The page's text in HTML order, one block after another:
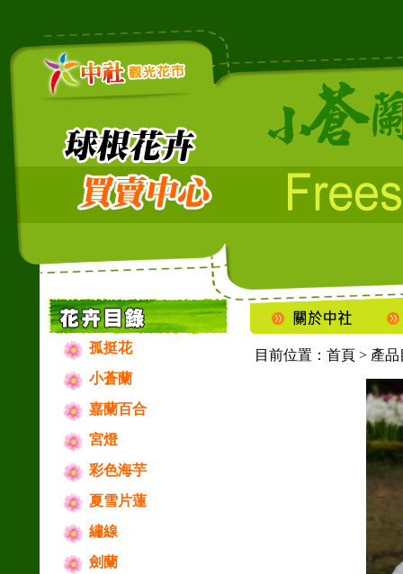
孤挺花
小蒼蘭
嘉蘭百合
宮燈
彩色海芋
夏雪片蓮
繡線
劍蘭
目前位置： 首頁> 產品